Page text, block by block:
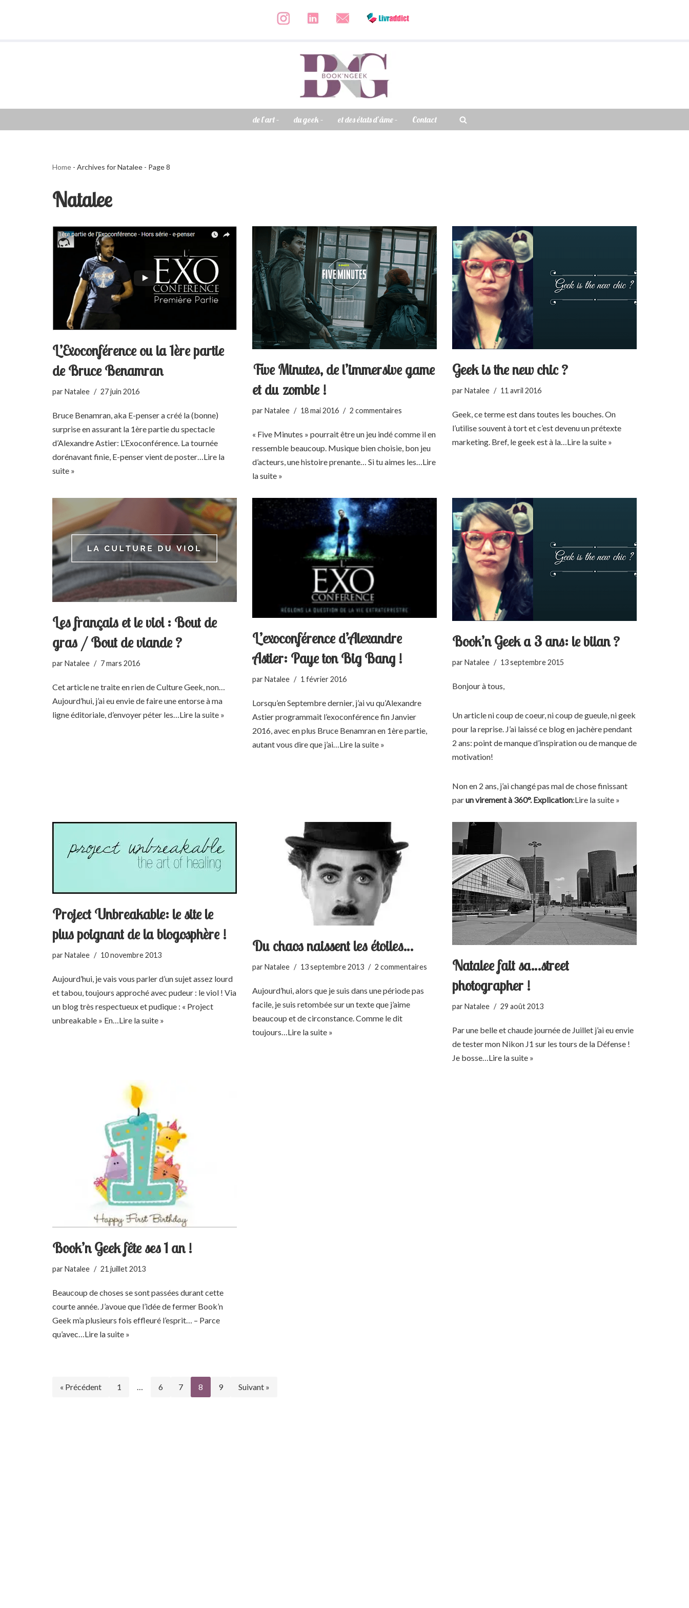
de l’art – du geek – et des états d’âme – Contact
Home - Archives for Natalee - Page 8
Natalee
L’Exoconférence ou la 1ère partie
de Bruce Benamran
par Natalee 27 juin 2016
Bruce Benamran, aka E-penser a créé la (bonne)
surprise en assurant la 1ère partie du spectacle
d’Alexandre Astier: L’Exoconférence. La tournée
dorénavant finie, E-penser vient de poster…Lire la
suite »
Five Minutes, de l’immersive game
et du zombie !
parNatalee 18 mai 2016 2 commentaires
« Five Minutes » pourrait être un jeu indé comme il en
ressemble beaucoup. Musique bien choisie, bon jeu
d’acteurs, une histoire prenante… Si tu aimes les…Lire
la suite »
Geek is the new chic ?
parNatalee 11 avril 2016
Geek, ce terme est dans toutes les bouches. On
l’utilise souvent à tort et c’est devenu un prétexte
marketing. Bref, le geek est à la…Lire la suite »
Les français et le viol : Bout de
gras / Bout de viande ?
parNatalee 7 mars 2016
Cet article ne traite en rien de Culture Geek, non…
Aujourd’hui, j’ai eu envie de faire une entorse à ma
ligne éditoriale, d’envoyer péter les…Lire la suite »
L’exoconférence d’Alexandre
Astier: Paye ton Big Bang !
parNatalee 1 février 2016
Lorsqu’en Septembre dernier, j’ai vu qu’Alexandre
Astier programmait l’exoconférence fin Janvier
2016, avec en plus Bruce Benamran en 1ère partie,
autant vous dire que j’ai…Lire la suite »
Book’n Geek a 3 ans: le bilan ?
parNatalee 13 septembre 2015
Bonjour à tous,
Un article ni coup de coeur, ni coup de gueule, ni geek
pour la reprise. J’ai laissé ce blog en jachère pendant
2 ans: point de manque d’inspiration ou de manque de
motivation!
Non en 2 ans, j’ai changé pas mal de chose finissant
parun virement à 360°. Explication:Lire la suite »
Project Unbreakable: le site le
plus poignant de la blogosphère !
parNatalee 10 novembre 2013
Aujourd’hui, je vais vous parler d’un sujet assez lourd
et tabou, toujours approché avec pudeur : le viol ! Via
un blog très respectueux et pudique : « Project
unbreakable » En…Lire la suite »
Du chaos naissent les étoiles…
parNatalee 13 septembre 2013 2 commentaires
Aujourd’hui, alors que je suis dans une période pas
facile, je suis retombée sur un texte que j’aime
beaucoup et de circonstance. Comme le dit
toujours… Lire la suite »
Natalee fait sa…street
photographer !
parNatalee 29 août 2013
Par une belle et chaude journée de Juillet j’ai eu envie
de tester mon Nikon J1 sur les tours de la Défense !
Je bosse…Lire la suite »
Book’n Geek fête ses 1 an !
parNatalee 21 juillet 2013
Beaucoup de choses se sont passées durant cette
courte année. J’avoue que l’idée de fermer Book’n
Geek m’a plusieurs fois effleuré l’esprit… – Parce
qu’avec…Lire la suite »
« Précédent 1 … 6 7 8 9 Suivant »